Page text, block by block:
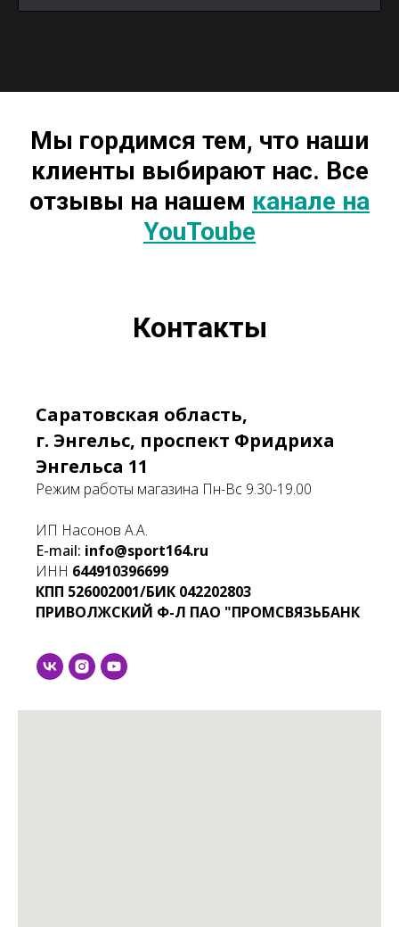
Мы гордимся тем, что наши
клиенты выбирают нас. Все
отзывы на нашем канале на
YouToube
Контакты
Саратовская область,
г. Энгельс, проспект Фридриха
Энгельса 11
Режим работы магазина Пн-Вс 9.30-19.00
ИП Насонов А.А.
E-mail: info@sport164.ru
ИНН 644910396699
КПП 526002001/БИК 042202803
ПРИВОЛЖСКИЙ Ф-Л ПАО "ПРОМСВЯЗЬБАНК